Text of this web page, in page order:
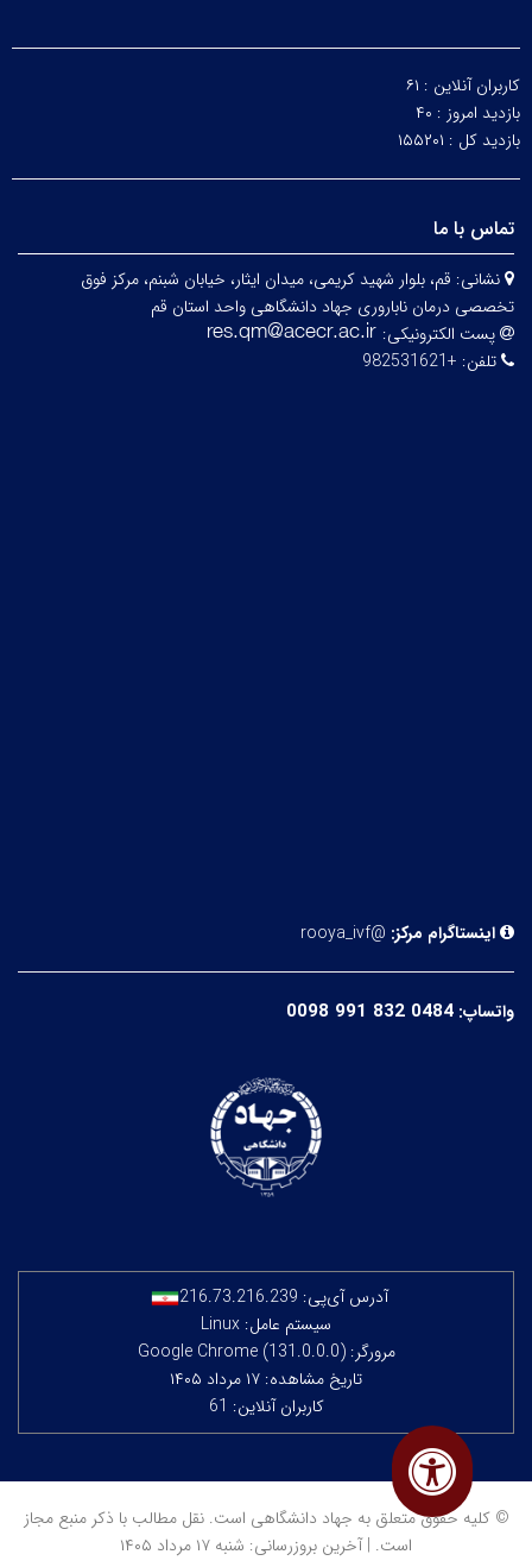
کاربران آنلاین : ۶۱
بازدید امروز : ۴۰
بازدید کل : ۱۵۵۲۰۱
تماس با ما
نشانی: قم، بلوار شهید کریمی، میدان ایثار، خیابان شبنم، مرکز فوق
تخصصی درمان ناباروری جهاد دانشگاهی واحد استان قم
پست الکترونیکی:
تلفن: +982531621
اینستاگرام مرکز: @rooya_ivf
واتساپ: 0098 991 832 0484
آدرس آی‌پی: 216.73.216.239
سیستم عامل: Linux
مرورگر: Google Chrome (131.0.0.0)
تاریخ مشاهده: ۱۷ مرداد ۱۴۰۵
کاربران آنلاین: 61
© کلیه حقوق متعلق به جهاد دانشگاهی است. نقل مطالب با ذکر منبع مجاز
است. | آخرین بروزرسانی: شنبه ۱۷ مرداد ۱۴۰۵